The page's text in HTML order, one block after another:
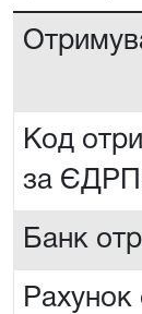
Код
за
Банк
Рахунок